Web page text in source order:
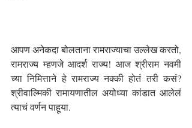
आपण अनेकदा बोलताना रामराज्याचा उल्लेख करतो,
रामराज्य म्हणजे आदर्श राज्य! आज श्रीराम नवमी
च्या निमित्ताने हे रामराज्य नक्की होतं तरी कसं?
श्रीवाल्मिकी रामायणातील अयोध्या कांडात आलेलं
त्याचं वर्णन पाहूया.